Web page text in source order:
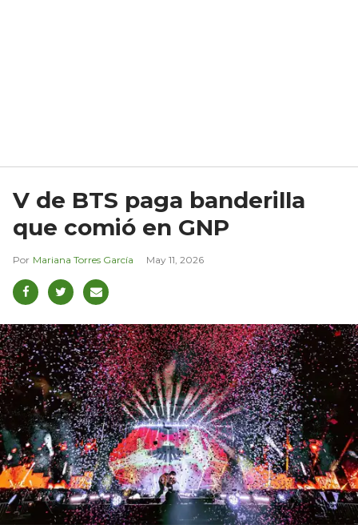
V de BTS paga banderilla
que comió en GNP
Mariana Torres García May 11, 2026